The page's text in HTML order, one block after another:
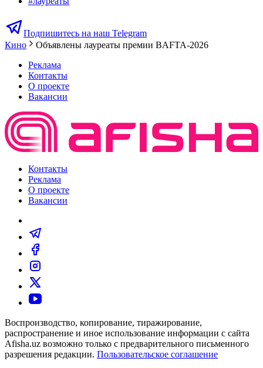
Подпишитесь на наш Telegram
Кино
Объявлены лауреаты премии BAFTA-2026
Реклама
Контакты
О проекте
Вакансии
Контакты
Реклама
О проекте
Вакансии
Воспроизводство, копирование, тиражирование,
распространение и иное использование информации с сайта
Afisha.uz возможно только с предварительного письменного
разрешения редакции. Пользовательское соглашение